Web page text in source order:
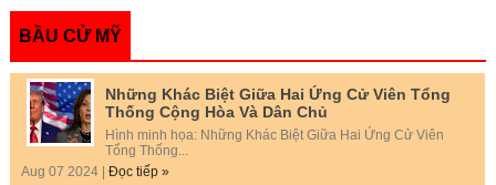
BẦU CỬ MỸ
Những Khác Biệt Giữa Hai Ứng Cử Viên Tổng
Thống Cộng Hòa Và Dân Chủ
Hình minh họa: Những Khác Biệt Giữa Hai Ứng Cử Viên
Tổng Thống...
Aug 07 2024 | Đọc tiếp »